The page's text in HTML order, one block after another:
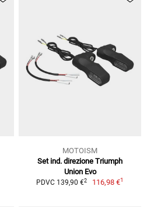
MOTOISM
Set ind. direzione Triumph
Union Evo
PDVC 139,90 €2 116,98 €1